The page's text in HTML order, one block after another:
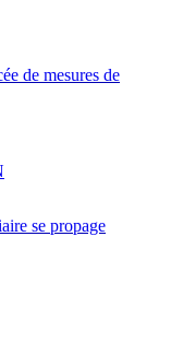
de mesures de
se propage